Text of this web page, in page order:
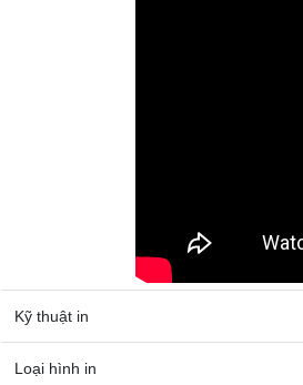
Kỹ thuật in
Loại hình in